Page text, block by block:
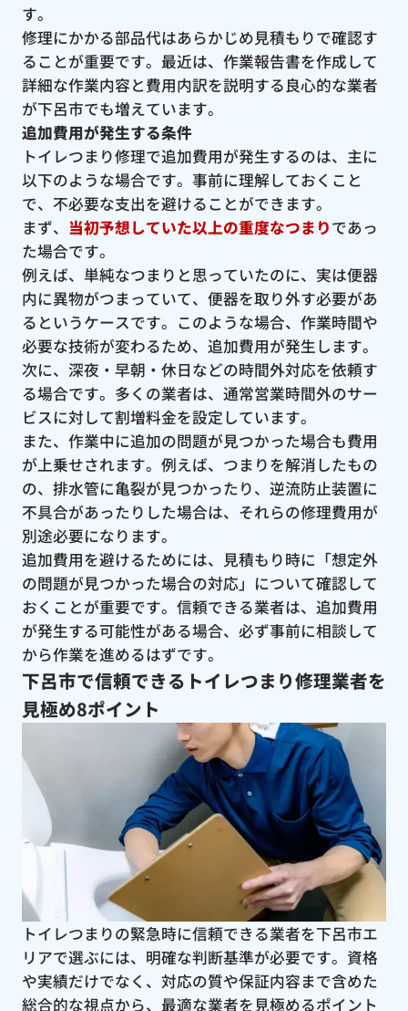
す。
修理にかかる部品代はあらかじめ見積もりで確認す
ることが重要です。最近は、作業報告書を作成して
詳細な作業内容と費用内訳を説明する良心的な業者
が下呂市でも増えています。
追加費用が発生する条件
トイレつまり修理で追加費用が発生するのは、主に
以下のような場合です。事前に理解しておくこと
で、不必要な支出を避けることができます。
まず、 当初予想していた以上の重度なつまりであっ
た場合です。
例えば、単純なつまりと思っていたのに、実は便器
内に異物がつまっていて、便器を取り外す必要があ
るというケースです。このような場合、作業時間や
必要な技術が変わるため、追加費用が発生します。
次に、深夜・早朝・休日などの時間外対応を依頼す
る場合です。多くの業者は、通常営業時間外のサー
ビスに対して割増料金を設定しています。
また、作業中に追加の問題が見つかった場合も費用
が上乗せされます。例えば、つまりを解消したもの
の、排水管に亀裂が見つかったり、逆流防止装置に
不具合があったりした場合は、それらの修理費用が
別途必要になります。
追加費用を避けるためには、見積もり時に「想定外
の問題が見つかった場合の対応」について確認して
おくことが重要です。信頼できる業者は、追加費用
が発生する可能性がある場合、必ず事前に相談して
から作業を進めるはずです。
下呂市で信頼できるトイレつまり修理業者を
見極め8ポイント
トイレつまりの緊急時に信頼できる業者を下呂市エ
リアで選ぶには、明確な判断基準が必要です。資格
や実績だけでなく、対応の質や保証内容まで含めた
総合的な視点から、最適な業者を見極めるポイント